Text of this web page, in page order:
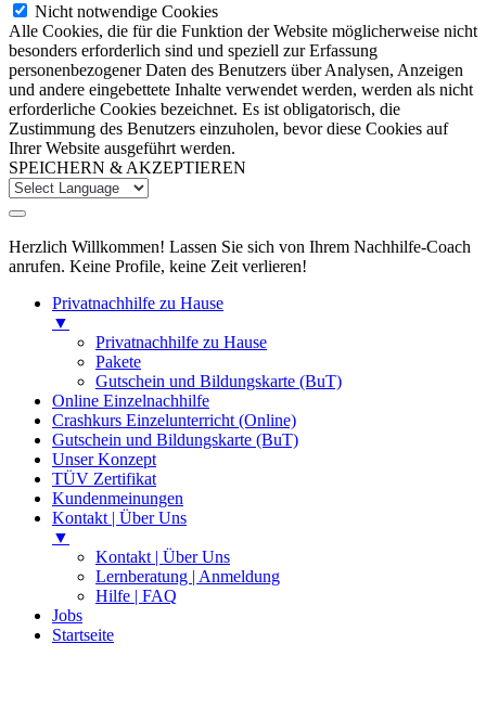
Nicht notwendige Cookies
Alle Cookies, die für die Funktion der Website möglicherweise nicht
besonders erforderlich sind und speziell zur Erfassung
personenbezogener Daten des Benutzers über Analysen, Anzeigen
und andere eingebettete Inhalte verwendet werden, werden als nicht
erforderliche Cookies bezeichnet. Es ist obligatorisch, die
Zustimmung des Benutzers einzuholen, bevor diese Cookies auf
Ihrer Website ausgeführt werden.
SPEICHERN & AKZEPTIEREN
Herzlich Willkommen! Lassen Sie sich von Ihrem Nachhilfe-Coach
anrufen. Keine Profile, keine Zeit verlieren!
Privatnachhilfe zu Hause
▼
Privatnachhilfe zu Hause
Pakete
Gutschein und Bildungskarte (BuT)
Online Einzelnachhilfe
Crashkurs Einzelunterricht (Online)
Gutschein und Bildungskarte (BuT)
Unser Konzept
TÜV Zertifikat
Kundenmeinungen
Kontakt | Über Uns
▼
Kontakt | Über Uns
Lernberatung | Anmeldung
Hilfe | FAQ
Jobs
Startseite